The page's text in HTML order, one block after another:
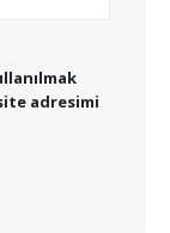
adresimi